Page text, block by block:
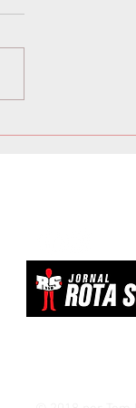
Campanha de